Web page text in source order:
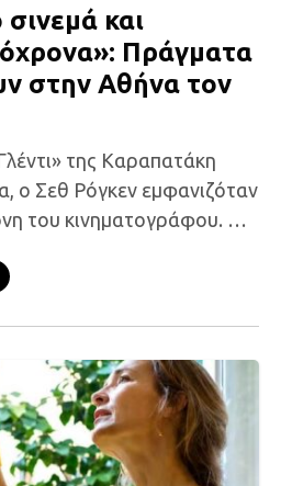
και
Πράγματα
στην Αθήνα τον
της Καραπατάκη
ο Σεθ Ρόγκεν εμφανιζόταν
του κινηματογράφου. Η